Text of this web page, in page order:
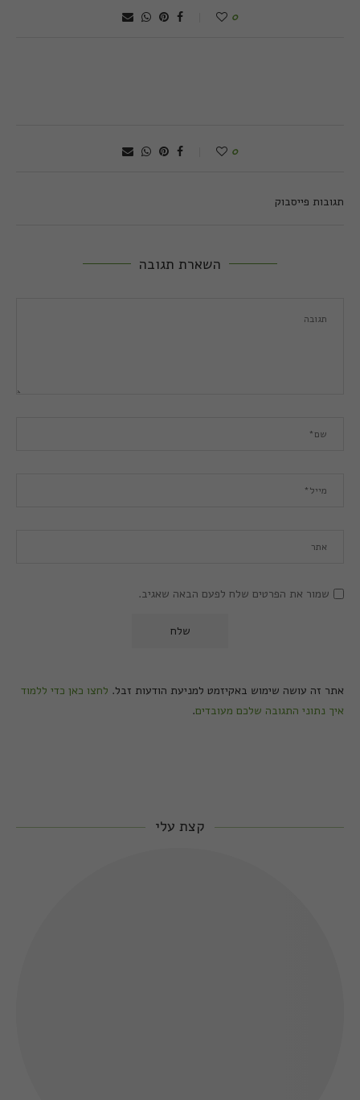
0
0
תגובות פייסבוק
השארת תגובה
שמור את הפרטים שלח לפעם הבאה שאגיב.
אתר זה עושה שימוש באקיזמט למניעת הודעות זבל. לחצו כאן כדי ללמוד
איך נתוני התגובה שלכם מעובדים.
קצת עלי